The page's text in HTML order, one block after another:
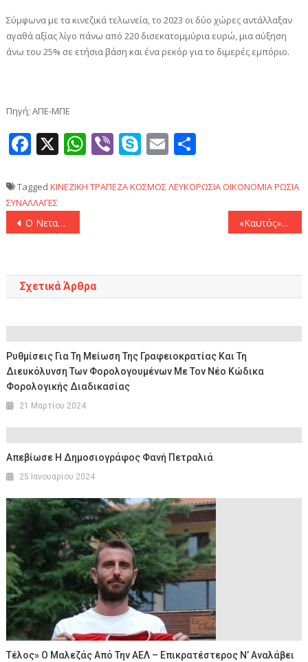
Σύμφωνα με τα κινεζικά τελωνεία, το 2023 οι δύο χώρες αντάλλαξαν
αγαθά αξίας λίγο πάνω από 220 δισεκατομμύρια ευρώ, μια αύξηση
άνω του 25% σε ετήσια βάση και ένα ρεκόρ για το διμερές εμπόριο.
Πηγή; ΑΠΕ-ΜΠΕ
Facebook
X WhatsApp
ViberSkype
Email
Tagged ΚΙΝΕΖΙΚΗ ΤΡΑΠΕΖΑΚΟΣΜΟΣΛΕΥΚΟΡΩΣΙΑ ΟΙΚΟΝΟΜΙΑΡΩΣΙΑ
ΣΥΝΑΛΛΑΓΕΣ
Πλοήγηση
Ο Νετανιάχου απορρίπτει το σχέδιο εκεχειρίας που πρότεινε η Χαμάς «Καυτός» Άρης κατάπιε την Τρέντο στο φλεγόμενο Αλεξάνδρειο! (84-77)
Σχετικά Άρθρα
Ρυθμίσεις Για Τη Μείωση Της Γραφειοκρατίας Και Τη
Διευκόλυνση Των Φορολογουμένων Με Τον Νέο Κώδικα
Φορολογικής Διαδικασίας
21 Μαρτίου 2024
Απεβίωσε Η Δημοσιογράφος Φανή Πετραλιά
25 Ιανουαρίου 2024
Τέλος» Ο Μαλεζάς Από Την ΑΕΛ – Επικρατέστερος Ν’ Αναλάβει